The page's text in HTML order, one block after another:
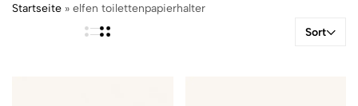
Startseite » elfen toilettenpapierhalter
Sort